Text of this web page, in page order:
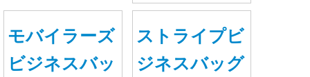
モバイラーズ
ビジネスバッ
ストライプビ
ジネスバッグ